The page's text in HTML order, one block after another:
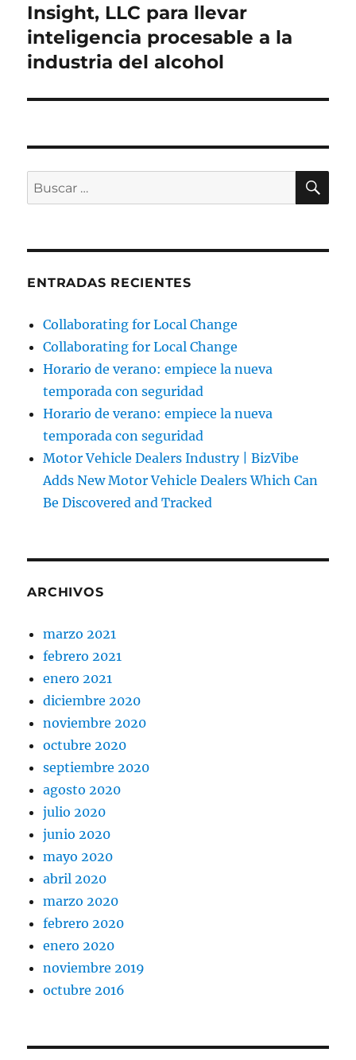
siguiente:
Insight, LLC para llevar
inteligencia procesable a la
industria del alcohol
Buscar
por:
ENTRADAS RECIENTES
Collaborating for Local Change
Collaborating for Local Change
Horario de verano: empiece la nueva
temporada con seguridad
Horario de verano: empiece la nueva
temporada con seguridad
Motor Vehicle Dealers Industry | BizVibe
Adds New Motor Vehicle Dealers Which Can
Be Discovered and Tracked
ARCHIVOS
marzo 2021
febrero 2021
enero 2021
diciembre 2020
noviembre 2020
octubre 2020
septiembre 2020
agosto 2020
julio 2020
junio 2020
mayo 2020
abril 2020
marzo 2020
febrero 2020
enero 2020
noviembre 2019
octubre 2016